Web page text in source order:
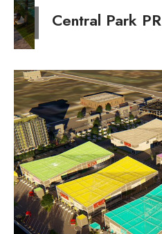
Central Park PR